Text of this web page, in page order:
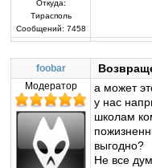
Откуда:
Тирасполь
Сообщений: 7458
foobar
Модератор
а может
у нас
школам
выгодно?
Не все